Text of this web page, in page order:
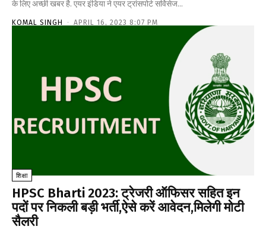
के लिए अच्छी खबर है. एयर इंडिया ने एयर ट्रांसपोर्ट सर्विसेज...
KOMAL SINGH - APRIL 16, 2023 8:07 PM
शिक्षा
HPSC Bharti 2023: ट्रेजरी ऑफिसर सहित इन
पदों पर निकली बड़ी भर्ती,ऐसे करें आवेदन,मिलेगी मोटी
सैलरी